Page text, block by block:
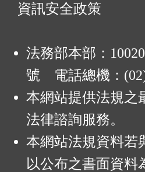
資訊安全政策
法務部本部：
號 電話總機：
本網站提供法規之
法律諮詢服務。
本網站法規資料若
以公布之書面資料